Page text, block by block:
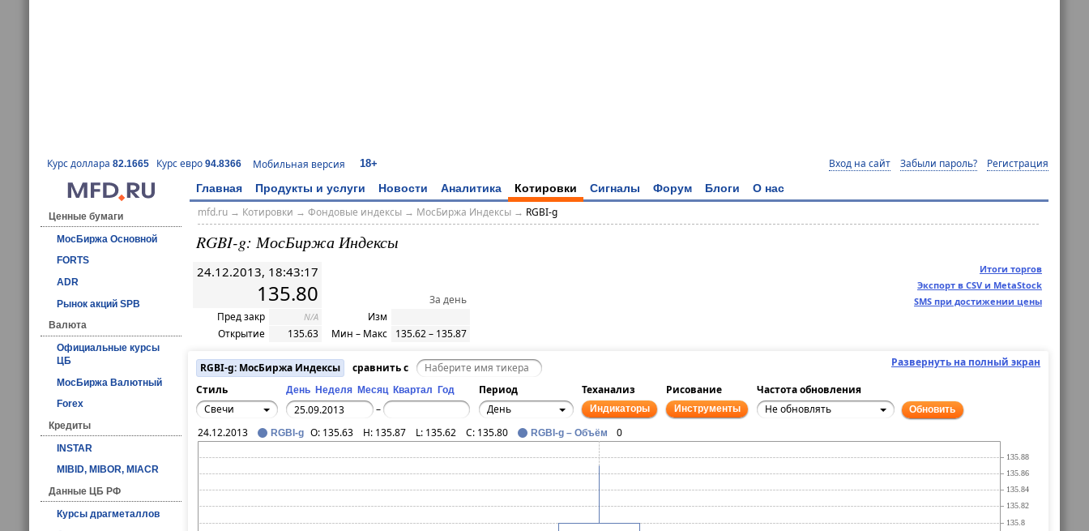
Курс доллара 82.1665 Курс евро 94.8366 Мобильная версия 18+ Вход на сайт Забыли пароль? Регистрация
Главная Продукты и услуги Новости Аналитика Котировки Сигналы Форум Блоги О нас
Ценные бумаги
МосБиржа Основной
FORTS
ADR
Рынок акций SPB
Валюта
Официальные курсы
ЦБ
МосБиржа Валютный
Forex
Кредиты
INSTAR
MIBID, MIBOR, MIACR
Данные ЦБ РФ
Курсы драгметаллов
mfd.ru→ Котировки → Фондовые индексы→ МосБиржа Индексы→ RGBI-g
RGBI-g: МосБиржа Индексы
Итоги торгов
Экспорт в CSV и MetaStock
SMS при достижении цены
24.12.2013, 18:43:17
135.80
Пред закр N/A
Открытие 135.63
За день
Изм
Мин – Макс
135.62 – 135.87
Развернуть на полный экран
RGBI-g: МосБиржа Индексы
сравнить с
Стиль
День Неделя Месяц Квартал Год Период Теханализ Рисование
Частота обновления
Свечи
– День Индикаторы Инструменты Не обновлять Обновить
24.12.2013 RGBI-g O: 135.63 H: 135.87 L: 135.62 C: 135.80 RGBI-g – Объём 0